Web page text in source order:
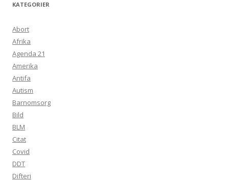
KATEGORIER
Abort
Afrika
Agenda 21
Amerika
Antifa
Autism
Barnomsorg
Bild
BLM
Citat
Covid
DDT
Difteri